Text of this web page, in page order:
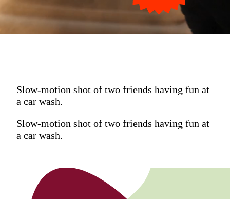
Slow-motion shot of two friends having fun at
a car wash.
Slow-motion shot of two friends having fun at
a car wash.